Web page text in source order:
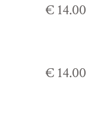
€ 14.00
€ 14.00